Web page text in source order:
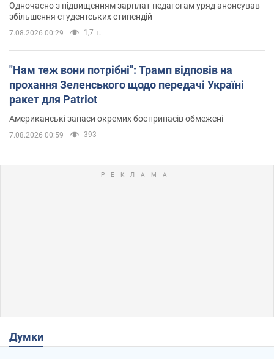
Одночасно з підвищенням зарплат педагогам уряд анонсував
збільшення студентських стипендій
7.08.2026 00:29 1,7 т.
"Нам теж вони потрібні": Трамп відповів на
прохання Зеленського щодо передачі Україні
ракет для Patriot
Американські запаси окремих боєприпасів обмежені
7.08.2026 00:59 393
Думки